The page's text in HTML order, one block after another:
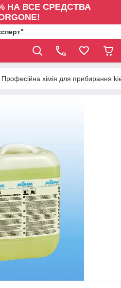
НА ВСЕ СРЕДСТВА
Професійна хімія для прибирання